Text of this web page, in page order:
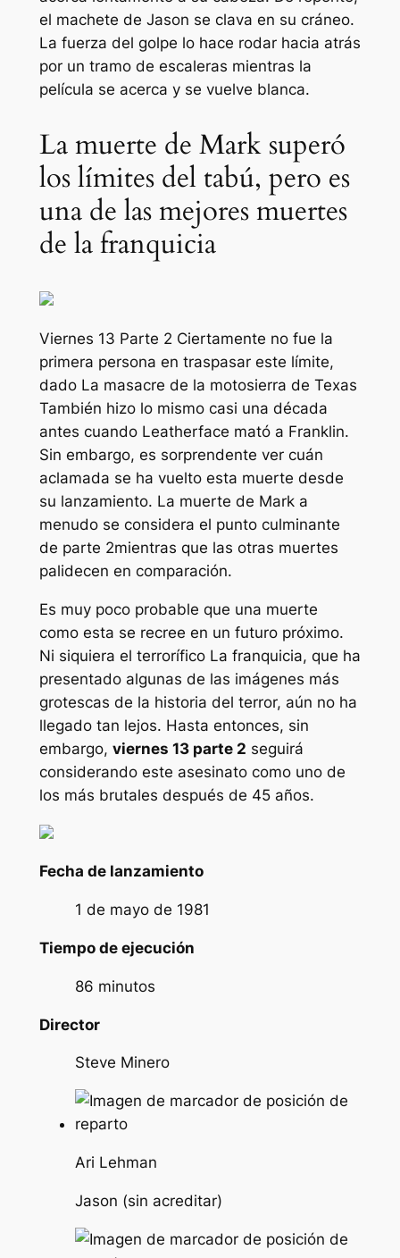
el machete de Jason se clava en su cráneo.
La fuerza del golpe lo hace rodar hacia atrás
por un tramo de escaleras mientras la
película se acerca y se vuelve blanca.
La muerte de Mark superó
los límites del tabú, pero es
una de las mejores muertes
de la franquicia
Viernes 13 Parte 2 Ciertamente no fue la
primera persona en traspasar este límite,
dado La masacre de la motosierra de Texas
También hizo lo mismo casi una década
antes cuando Leatherface mató a Franklin.
Sin embargo, es sorprendente ver cuán
aclamada se ha vuelto esta muerte desde
su lanzamiento. La muerte de Mark a
menudo se considera el punto culminante
de parte 2mientras que las otras muertes
palidecen en comparación.
Es muy poco probable que una muerte
como esta se recree en un futuro próximo.
Ni siquiera el terroríficoLa franquicia, que ha
presentado algunas de las imágenes más
grotescas de la historia del terror, aún no ha
llegado tan lejos. Hasta entonces, sin
embargo, viernes 13parte 2 seguirá
considerando este asesinato como uno de
los más brutales después de 45 años.
Fecha de lanzamiento
1 de mayo de 1981
Tiempo de ejecución
86 minutos
Director
Steve Minero
Ari Lehman
Jason (sin acreditar)